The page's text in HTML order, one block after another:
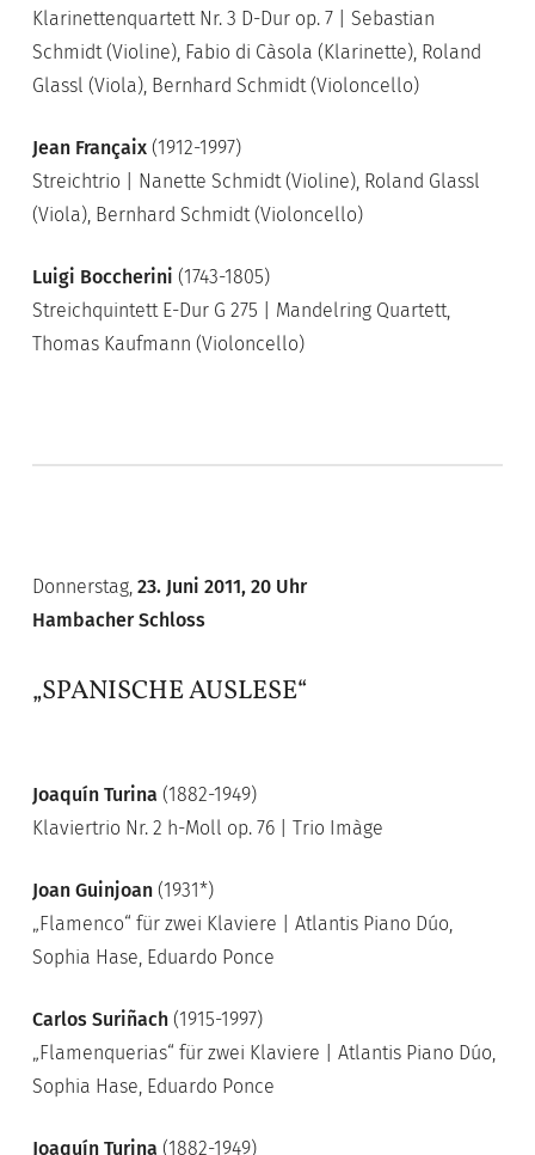
Klarinettenquartett Nr. 3 D-Dur op. 7 | Sebastian
Schmidt (Violine), Fabio di Càsola (Klarinette), Roland
Glassl (Viola), Bernhard Schmidt (Violoncello)
Jean Françaix(1912-1997)
Streichtrio | Nanette Schmidt (Violine), Roland Glassl
(Viola), Bernhard Schmidt (Violoncello)
Luigi Boccherini (1743-1805)
Streichquintett E-Dur G 275 | Mandelring Quartett,
Thomas Kaufmann (Violoncello)
Donnerstag, 23. Juni 2011, 20 Uhr
Hambacher Schloss
„SPANISCHE AUSLESE“
Joaquín Turina (1882-1949)
Klaviertrio Nr. 2 h-Moll op. 76 | Trio Imàge
Joan Guinjoan(1931*)
„Flamenco“ für zwei Klaviere | Atlantis Piano Dúo,
Sophia Hase, Eduardo Ponce
Carlos Suriñach(1915-1997)
„Flamenquerias“ für zwei Klaviere | Atlantis Piano Dúo,
Sophia Hase, Eduardo Ponce
Joaquín Turina (1882-1949)